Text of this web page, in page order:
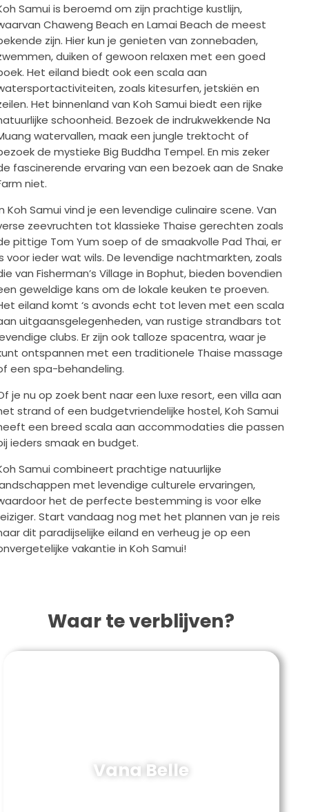
Samui is beroemd om zijn prachtige kustlijn,
Chaweng Beach en Lamai Beach de meest
zijn. Hier kun je genieten van zonnebaden,
duiken of gewoon relaxen met een goed
Het eiland biedt ook een scala aan
zoals kitesurfen, jetskiën en
Het binnenland van Koh Samui biedt een rijke
schoonheid. Bezoek de indrukwekkende Na
watervallen, maak een jungle trektocht of
de mystieke Big Buddha Tempel. En mis zeker
fascinerende ervaring van een bezoek aan de Snake
niet.
Koh Samui vind je een levendige culinaire scene. Van
zeevruchten tot klassieke Thaise gerechten zoals
pittige Tom Yum soep of de smaakvolle Pad Thai, er
voor ieder wat wils. De levendige nachtmarkten, zoals
van Fisherman’s Village in Bophut, bieden bovendien
geweldige kans om de lokale keuken te proeven.
eiland komt ‘s avonds echt tot leven met een scala
uitgaansgelegenheden, van rustige strandbars tot
clubs. Er zijn ook talloze spacentra, waar je
ontspannen met een traditionele Thaise massage
een spa-behandeling.
je nu op zoek bent naar een luxe resort, een villa aan
strand of een budgetvriendelijke hostel, Koh Samui
een breed scala aan accommodaties die passen
ieders smaak en budget.
Samui combineert prachtige natuurlijke
met levendige culturele ervaringen,
het de perfecte bestemming is voor elke
Start vandaag nog met het plannen van je reis
dit paradijselijke eiland en verheug je op een
vakantie in Koh Samui!
Waar te verblijven?
Vana Belle